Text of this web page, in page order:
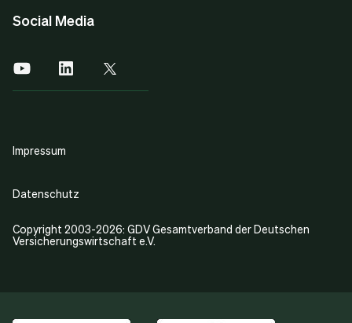
Social Media
Copyright 2003-2026: GDV Gesamtverband der Deutschen
Versicherungswirtschaft e.V.
Impressum
Datenschutz